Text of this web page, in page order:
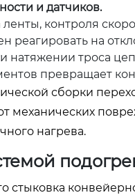
и датчиков.
ленты, контроля
реагировать на
натяжении троса
превращает
сборки
нагрева.
стыковка